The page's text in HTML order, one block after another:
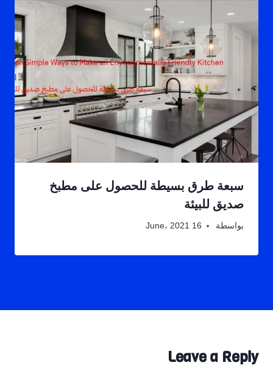
سبعة طرق بسيطة للحصول على مطبخ
صديق للبيئة
بواسطة 16 June، 2021
Leave a Reply